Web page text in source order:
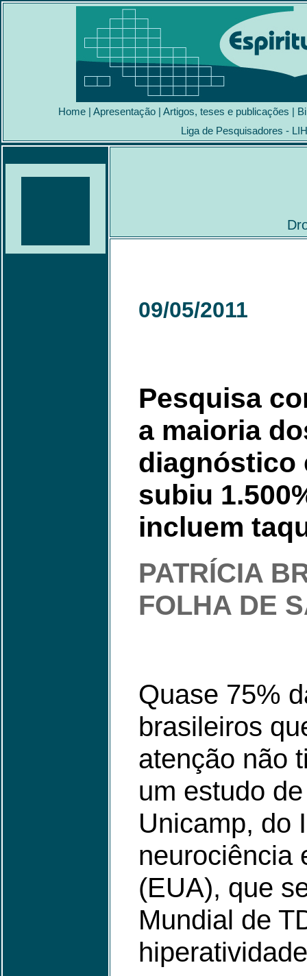
Home | Apresentação | Artigos, teses e publicações |
Liga de Pesquisadores -
09/05/2011
Pesquisa
a maioria
diagnóstico
subiu
incluem
PATRÍCIA
FOLHA DE
Quase 75%
brasileiros
atenção não
um estudo
Unicamp, do
neurociência
(EUA), que
Mundial de